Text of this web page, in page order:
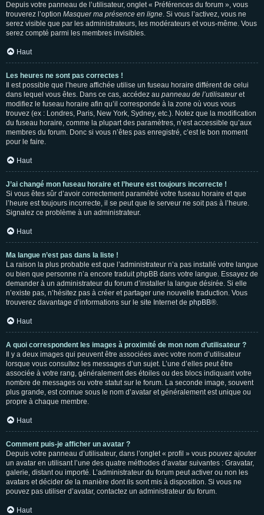
Depuis votre panneau de l’utilisateur, onglet « Préférences du forum », vous
trouverez l’option Masquer ma présence en ligne. Si vous l’activez, vous ne
serez visible que par les administrateurs, les modérateurs et vous-même. Vous
serez compté parmi les membres invisibles.
Haut
Les heures ne sont pas correctes !
Il est possible que l’heure affichée utilise un fuseau horaire différent de celui
dans lequel vous êtes. Dans ce cas, accédez au panneau de l’utilisateuret
modifiez le fuseau horaire afin qu’il corresponde à la zone où vous vous
trouvez (ex : Londres, Paris, New York, Sydney, etc.). Notez que la modification
du fuseau horaire, comme la plupart des paramètres, n’est accessible qu’aux
membres du forum. Donc si vous n’êtes pas enregistré, c’est le bon moment
pour le faire.
Haut
J’ai changé mon fuseau horaire et l’heure est toujours incorrecte !
Si vous êtes sûr d’avoir correctement paramétré votre fuseau horaire et que
l’heure est toujours incorrecte, il se peut que le serveur ne soit pas à l’heure.
Signalez ce problème à un administrateur.
Haut
Ma langue n’est pas dans la liste !
La raison la plus probable est que l’administrateur n’a pas installé votre langue
ou bien que personne n’a encore traduit phpBB dans votre langue. Essayez de
demander à un administrateur du forum d’installer la langue désirée. Si elle
n’existe pas, n’hésitez pas à créer et partager une nouvelle traduction. Vous
trouverez davantage d’informations sur le site Internet de phpBB®.
Haut
A quoi correspondent les images à proximité de mon nom d’utilisateur ?
Il y a deux images qui peuvent être associées avec votre nom d’utilisateur
lorsque vous consultez les messages d’un sujet. L’une d’elles peut être
associée à votre rang, généralement des étoiles ou des blocs indiquant votre
nombre de messages ou votre statut sur le forum. La seconde image, souvent
plus grande, est connue sous le nom d’avatar et généralement est unique ou
propre à chaque membre.
Haut
Comment puis-je afficher un avatar ?
Depuis votre panneau d’utilisateur, dans l’onglet « profil » vous pouvez ajouter
un avatar en utilisant l’une des quatre méthodes d’avatar suivantes : Gravatar,
galerie, distant ou importé. L’administrateur du forum peut activer ou non les
avatars et décider de la manière dont ils sont mis à disposition. Si vous ne
pouvez pas utiliser d’avatar, contactez un administrateur du forum.
Haut